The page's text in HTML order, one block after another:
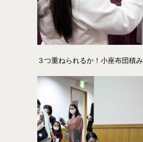
３つ重ねられるか！小座布団積み